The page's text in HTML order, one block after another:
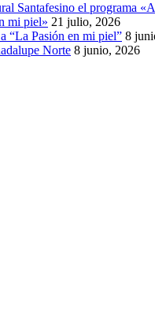
Santafesino el programa
mi piel» 21 julio, 2026
“La Pasión en mi piel” 8
Norte 8 junio, 2026